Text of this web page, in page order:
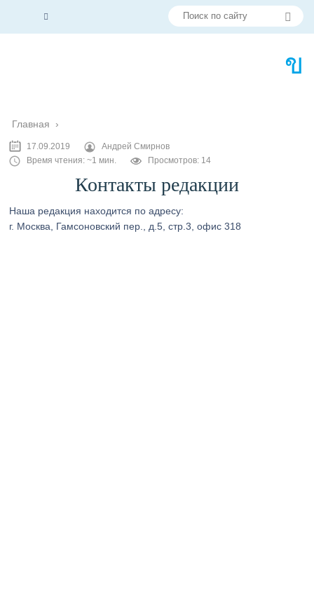
Главная ›
17.09.2019
Андрей Смирнов
Время чтения: ~1 мин.
Просмотров: 14
Контакты редакции
Наша редакция находится по адресу:
г. Москва, Гамсоновский пер., д.5, стр.3, офис 318